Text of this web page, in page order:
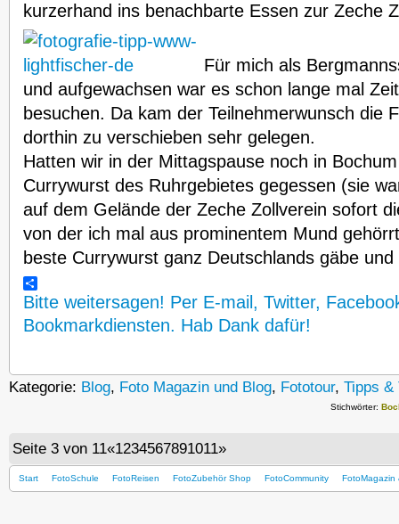
kurzerhand ins benachbarte Essen zur Zeche
Für mich als
und aufgewachsen war es schon lange mal
besuchen. Da kam der Teilnehmerwunsch die
dorthin zu verschieben sehr gelegen.
Hatten wir in der Mittagspause noch in
Currywurst des Ruhrgebietes gegessen (sie
auf dem Gelände der Zeche Zollverein sofort
von der ich mal aus prominentem Mund
beste Currywurst ganz Deutschlands gäbe
Bitte weitersagen! Per E-mail, Twitter,
Bookmarkdiensten. Hab Dank dafür!
Kategorie: Blog, Foto Magazin und Blog, Fototour, Tipps &
Stichwörter:
Seite 3 von 11«1234567891011»
Start FotoSchule FotoReisen FotoZubehör Shop FotoCommunity FotoMagazin